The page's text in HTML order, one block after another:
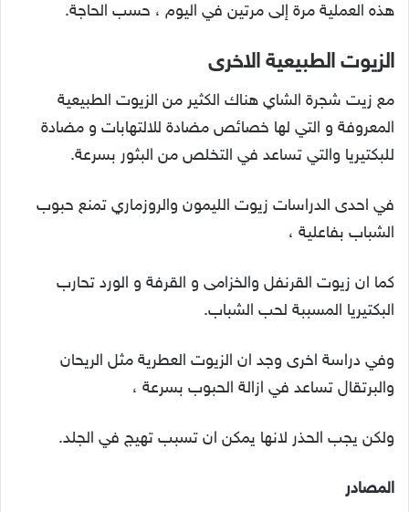
هذه العملية مرة إلى مرتين في اليوم ، حسب الحاجة.
الزيوت الطبيعية الاخرى
مع زيت شجرة الشاي هناك الكثير من الزيوت الطبيعية
المعروفة و التي لها خصائص مضادة للالتهابات و مضادة
للبكتيريا والتي تساعد في التخلص من البثور بسرعة.
في احدى الدراسات زيوت الليمون والروزماري تمنع حبوب
الشباب بفاعلية ،
كما ان زيوت القرنفل والخزامى و القرفة و الورد تحارب
البكتيريا المسببة لحب الشباب.
وفي دراسة اخرى وجد ان الزيوت العطرية مثل الريحان
والبرتقال تساعد في ازالة الحبوب بسرعة ،
ولكن يجب الحذر لانها يمكن ان تسبب تهيج في الجلد.
المصادر